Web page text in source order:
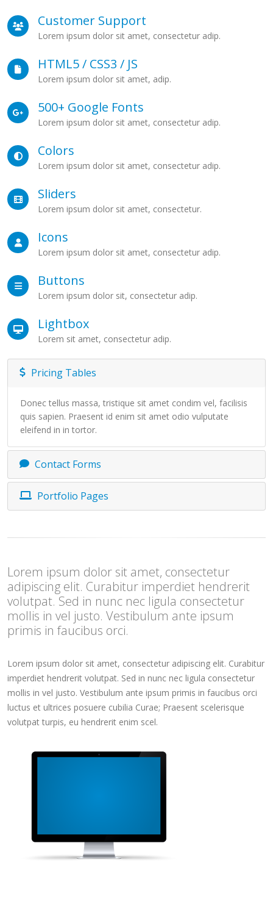
Customer Support
Lorem ipsum dolor sit amet, consectetur adip.
HTML5 / CSS3 / JS
Lorem ipsum dolor sit amet, adip.
500+ Google Fonts
Lorem ipsum dolor sit amet, consectetur adip.
Colors
Lorem ipsum dolor sit amet, consectetur adip.
Sliders
Lorem ipsum dolor sit amet, consectetur.
Icons
Lorem ipsum dolor sit amet, consectetur adip.
Buttons
Lorem ipsum dolor sit, consectetur adip.
Lightbox
Lorem sit amet, consectetur adip.
Pricing Tables
Donec tellus massa, tristique sit amet condim vel, facilisis
quis sapien. Praesent id enim sit amet odio vulputate
eleifend in in tortor.
Contact Forms
Portfolio Pages
Lorem ipsum dolor sit amet, consectetur
adipiscing elit. Curabitur imperdiet hendrerit
volutpat. Sed in nunc nec ligula consectetur
mollis in vel justo. Vestibulum ante ipsum
primis in faucibus orci.
Lorem ipsum dolor sit amet, consectetur adipiscing elit. Curabitur
imperdiet hendrerit volutpat. Sed in nunc nec ligula consectetur
mollis in vel justo. Vestibulum ante ipsum primis in faucibus orci
luctus et ultrices posuere cubilia Curae; Praesent scelerisque
volutpat turpis, eu hendrerit enim scel.